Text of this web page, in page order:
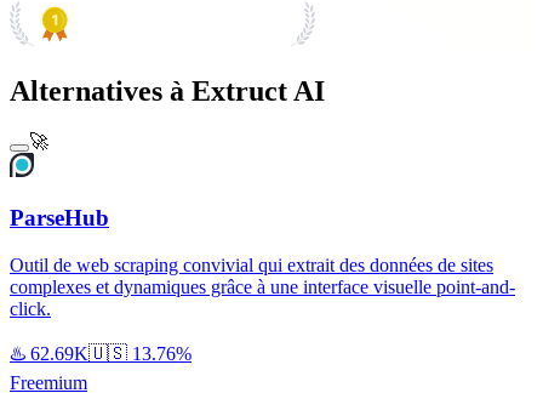
Alternatives à Extruct AI
🚀
ParseHub
Outil de web scraping convivial qui extrait des données de sites
complexes et dynamiques grâce à une interface visuelle point-and-
click.
♨️ 62.69K🇺🇸 13.76%
Freemium